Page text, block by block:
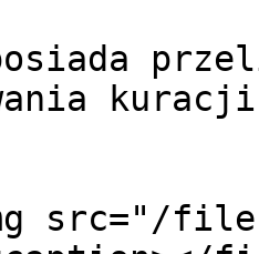
kuracji
src="/files/